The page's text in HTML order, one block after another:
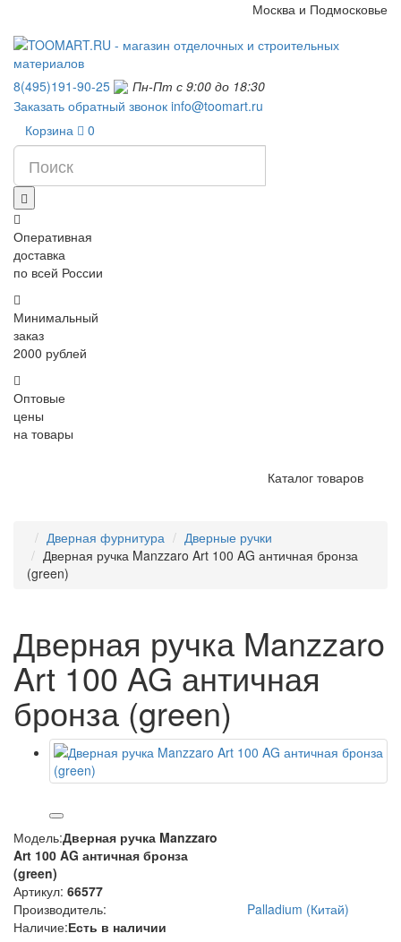
Москва и Подмосковье
8(495)191-90-25
Пн-Пт с 9:00 до 18:30
Заказать обратный звонок info@toomart.ru
Корзина
0
Оперативная
доставка
по всей России
Минимальный
заказ
2000 рублей
Оптовые
цены
на товары
Каталог товаров
Дверная фурнитура
Дверные ручки
Дверная ручка Manzzaro Art 100 AG античная бронза
(green)
Дверная ручка Manzzaro
Art 100 AG античная
бронза (green)
Модель:Дверная ручка Manzzaro
Art 100 AG античная бронза
(green)
Артикул: 66577
Производитель:
Palladium (Китай)
Наличие:Есть в наличии